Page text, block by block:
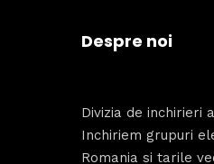
Despre noi
Divizia de inchirieri
Inchiriem grupuri
Romania si tarile